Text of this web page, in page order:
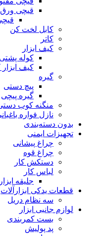
قیچی ورق
کابل لخت کن
کاتر
کیف ابزار
کوله پشتی
کیف
گیره
پیچ دستی
گیره پیچی
منگنه کوب
نازل فواره
بدون دسته‌بندی
تجهیزات ایمنی
چراغ پیشانی
چراغ قوه
دستکش کار
لباس کار
جلیقه ابزار
قطعات یدکی ابزارآلات
سه نظام دریل
لوازم جانبی ابزار
بست کمربندی
پد پولیش